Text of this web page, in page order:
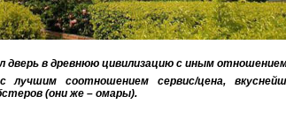
дверь в древнюю цивилизацию с иным
соотношением сервис/цена,
(они же – омары).